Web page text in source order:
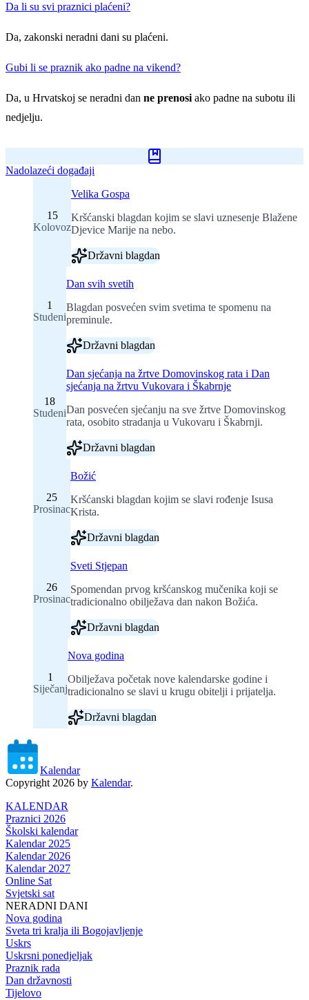
Da li su svi praznici plaćeni?
Da, zakonski neradni dani su plaćeni.
Gubi li se praznik ako padne na vikend?
Da, u Hrvatskoj se neradni dan ne prenosi ako padne na subotu ili
nedjelju.
Nadolazeći događaji
15
Kolovoz
Velika Gospa
Kršćanski blagdan kojim se slavi uznesenje Blažene
Djevice Marije na nebo.
Državni blagdan
1
Studeni
Dan svih svetih
Blagdan posvećen svim svetima te spomenu na
preminule.
Državni blagdan
18
Studeni
Dan sjećanja na žrtve Domovinskog rata i Dan
sjećanja na žrtvu Vukovara i Škabrnje
Dan posvećen sjećanju na sve žrtve Domovinskog
rata, osobito stradanja u Vukovaru i Škabrnji.
Državni blagdan
25
Prosinac
Božić
Kršćanski blagdan kojim se slavi rođenje Isusa
Krista.
Državni blagdan
26
Prosinac
Sveti Stjepan
Spomendan prvog kršćanskog mučenika koji se
tradicionalno obilježava dan nakon Božića.
Državni blagdan
1
Siječanj
Nova godina
Obilježava početak nove kalendarske godine i
tradicionalno se slavi u krugu obitelji i prijatelja.
Državni blagdan
Kalendar
Copyright 2026 by Kalendar.
KALENDAR
Praznici 2026
Školski kalendar
Kalendar 2025
Kalendar 2026
Kalendar 2027
Online Sat
Svjetski sat
NERADNI DANI
Nova godina
Sveta tri kralja ili Bogojavljenje
Uskrs
Uskrsni ponedjeljak
Praznik rada
Dan državnosti
Tijelovo